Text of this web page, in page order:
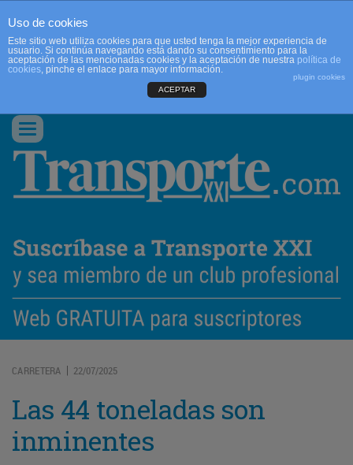
CONTACTO
Conmutar
navegación
CARRETERA | 22/07/2025
Las 44 toneladas son
inminentes
Uso de cookies
Este sitio web utiliza cookies para que usted tenga la mejor experiencia de
usuario. Si continúa navegando está dando su consentimiento para la
aceptación de las mencionadas cookies y la aceptación de nuestra política de
cookies, pinche el enlace para mayor información.
plugin cookies
ACEPTAR